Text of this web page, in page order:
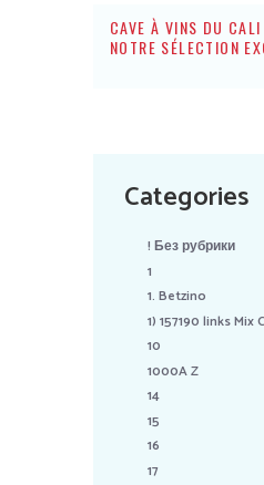
CAVE À VINS DU
NOTRE SÉLECTION
Categories
! Без рубрики
1
1. Betzino
1) 157190 links Mix
10
1000A Z
14
15
16
17